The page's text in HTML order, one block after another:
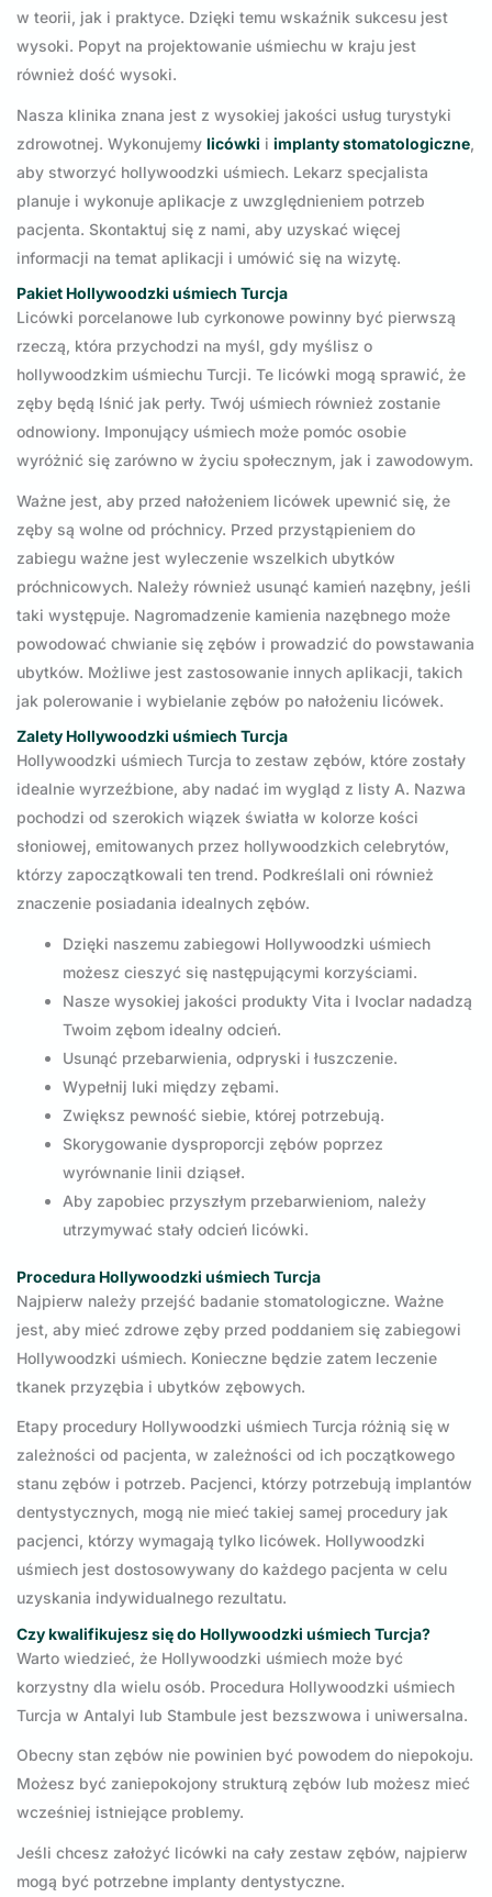
w teorii, jak i praktyce. Dzięki temu wskaźnik sukcesu jest
wysoki. Popyt na projektowanie uśmiechu w kraju jest
również dość wysoki.
Nasza klinika znana jest z wysokiej jakości usług turystyki
zdrowotnej. Wykonujemy licówki i implanty stomatologiczne,
aby stworzyć hollywoodzki uśmiech. Lekarz specjalista
planuje i wykonuje aplikacje z uwzględnieniem potrzeb
pacjenta. Skontaktuj się z nami, aby uzyskać więcej
informacji na temat aplikacji i umówić się na wizytę.
Pakiet Hollywoodzki uśmiech Turcja
Licówki porcelanowe lub cyrkonowe powinny być pierwszą
rzeczą, która przychodzi na myśl, gdy myślisz o
hollywoodzkim uśmiechu Turcji. Te licówki mogą sprawić, że
zęby będą lśnić jak perły. Twój uśmiech również zostanie
odnowiony. Imponujący uśmiech może pomóc osobie
wyróżnić się zarówno w życiu społecznym, jak i zawodowym.
Ważne jest, aby przed nałożeniem licówek upewnić się, że
zęby są wolne od próchnicy. Przed przystąpieniem do
zabiegu ważne jest wyleczenie wszelkich ubytków
próchnicowych. Należy również usunąć kamień nazębny, jeśli
taki występuje. Nagromadzenie kamienia nazębnego może
powodować chwianie się zębów i prowadzić do powstawania
ubytków. Możliwe jest zastosowanie innych aplikacji, takich
jak polerowanie i wybielanie zębów po nałożeniu licówek.
Zalety Hollywoodzki uśmiech Turcja
Hollywoodzki uśmiech Turcja to zestaw zębów, które zostały
idealnie wyrzeźbione, aby nadać im wygląd z listy A. Nazwa
pochodzi od szerokich wiązek światła w kolorze kości
słoniowej, emitowanych przez hollywoodzkich celebrytów,
którzy zapoczątkowali ten trend. Podkreślali oni również
znaczenie posiadania idealnych zębów.
Dzięki naszemu zabiegowi Hollywoodzki uśmiech
możesz cieszyć się następującymi korzyściami.
Nasze wysokiej jakości produkty Vita i Ivoclar nadadzą
Twoim zębom idealny odcień.
Usunąć przebarwienia, odpryski i łuszczenie.
Wypełnij luki między zębami.
Zwiększ pewność siebie, której potrzebują.
Skorygowanie dysproporcji zębów poprzez
wyrównanie linii dziąseł.
Aby zapobiec przyszłym przebarwieniom, należy
utrzymywać stały odcień licówki.
Procedura Hollywoodzki uśmiech Turcja
Najpierw należy przejść badanie stomatologiczne. Ważne
jest, aby mieć zdrowe zęby przed poddaniem się zabiegowi
Hollywoodzki uśmiech. Konieczne będzie zatem leczenie
tkanek przyzębia i ubytków zębowych.
Etapy procedury Hollywoodzki uśmiech Turcja różnią się w
zależności od pacjenta, w zależności od ich początkowego
stanu zębów i potrzeb. Pacjenci, którzy potrzebują implantów
dentystycznych, mogą nie mieć takiej samej procedury jak
pacjenci, którzy wymagają tylko licówek. Hollywoodzki
uśmiech jest dostosowywany do każdego pacjenta w celu
uzyskania indywidualnego rezultatu.
Czy kwalifikujesz się do Hollywoodzki uśmiech Turcja?
Warto wiedzieć, że Hollywoodzki uśmiech może być
korzystny dla wielu osób. Procedura Hollywoodzki uśmiech
Turcja w Antalyi lub Stambule jest bezszwowa i uniwersalna.
Obecny stan zębów nie powinien być powodem do niepokoju.
Możesz być zaniepokojony strukturą zębów lub możesz mieć
wcześniej istniejące problemy.
Jeśli chcesz założyć licówki na cały zestaw zębów, najpierw
mogą być potrzebne implanty dentystyczne.